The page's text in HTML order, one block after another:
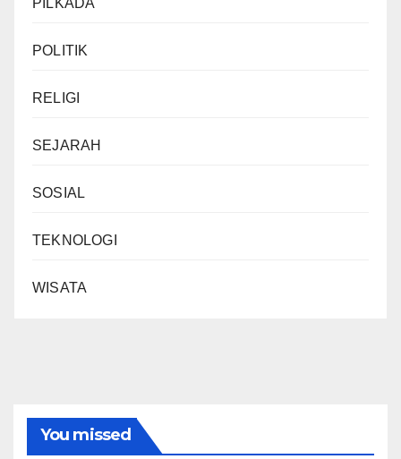
PILKADA
POLITIK
RELIGI
SEJARAH
SOSIAL
TEKNOLOGI
WISATA
You missed